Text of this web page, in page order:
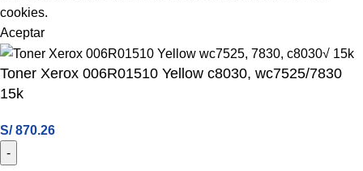
cookies.
Aceptar
Toner Xerox 006R01510 Yellow c8030, wc7525/7830
15k
S/870.26